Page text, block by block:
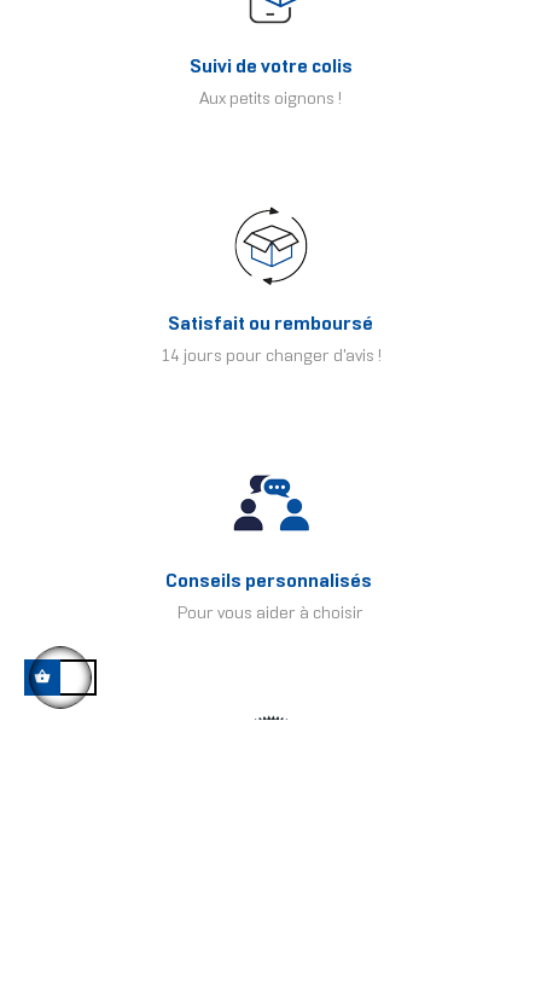
Suivi de votre colis
Aux petits oignons !
Satisfait ou remboursé
14 jours pour changer d'avis !
Conseils personnalisés
Pour vous aider à choisir